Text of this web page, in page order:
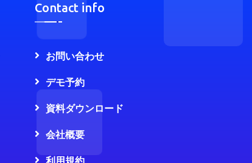
Contact info
お問い合わせ
デモ予約
資料ダウンロード
会社概要
利用規約